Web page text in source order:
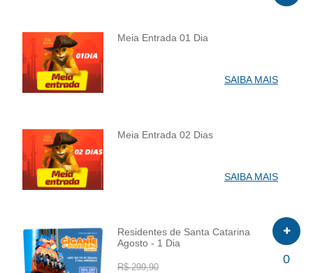
INFO
Meia Entrada 01 Dia
SAIBA MAIS
INFO
Meia Entrada 02 Dias
SAIBA MAIS
INFO
Residentes de Santa Catarina
Agosto - 1 Dia
R$ 299,90
0